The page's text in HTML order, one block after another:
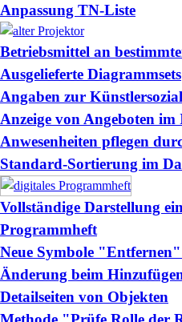
Anpassung TN-Liste
Betriebsmittel an
Ausgelieferte Diagrammsets
Angaben zur
Anzeige von Angeboten
Anwesenheiten pflegen
Standard-Sortierung im
Vollständige Darstellung
Programmheft
Neue Symbole
Änderung beim
Detailseiten von Objekten